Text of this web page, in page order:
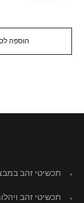
הוספה
תכשיטי זהב
תכשיטי זהב